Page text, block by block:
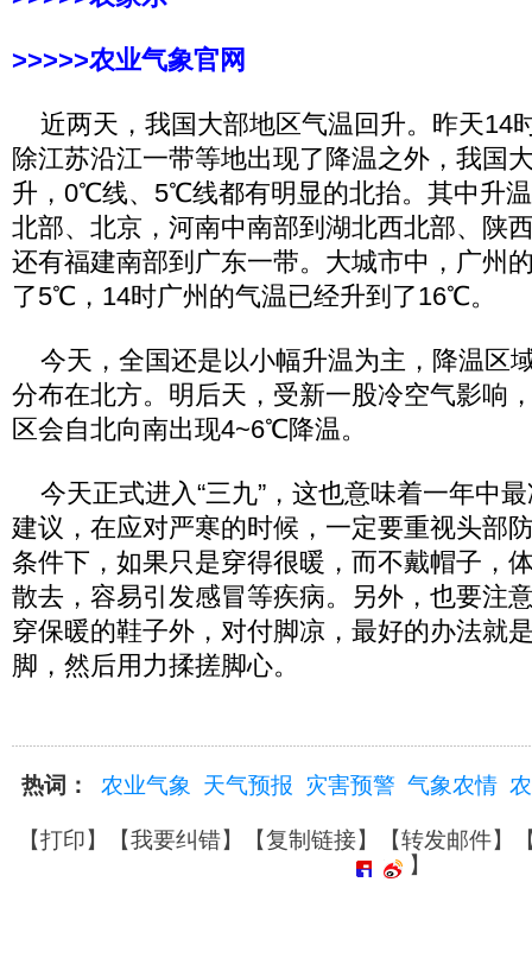
>>>>>农业气象官网
近两天，我国大部地区气温回升。昨天14
除江苏沿江一带等地出现了降温之外，我国
升，0℃线、5℃线都有明显的北抬。其中升
北部、北京，河南中南部到湖北西北部、陕
还有福建南部到广东一带。大城市中，广州
了5℃，14时广州的气温已经升到了16℃。
今天，全国还是以小幅升温为主，降温区
分布在北方。明后天，受新一股冷空气影响
区会自北向南出现4~6℃降温。
今天正式进入“三九”，这也意味着一年中
建议，在应对严寒的时候，一定要重视头部
条件下，如果只是穿得很暖，而不戴帽子，
散去，容易引发感冒等疾病。另外，也要注
穿保暖的鞋子外，对付脚凉，最好的办法就
脚，然后用力揉搓脚心。
热词： 农业气象 天气预报 灾害预警 气象农情
【打印】【我要纠错】【复制链接】【转发邮件】
】